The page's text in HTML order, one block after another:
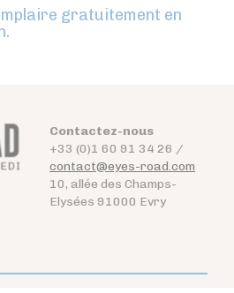
gratuitement en
Contactez-nous
+33 (0)1 60 91 34 26 /
contact@eyes-road.com
10, allée des Champs-
Elysées 91000 Evry